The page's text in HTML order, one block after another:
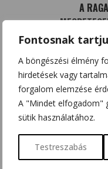
Fontosnak
A böngészési élmény
hirdetések vagy
forgalom elemzése
A "Mindet elfogadom"
sütik használatához.
Testreszabás
A